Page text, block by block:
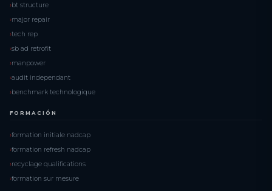
bt structure
major repair
tech rep
sb ad retrofit
manpower
audit independant
benchmark technologique
FORMACIÓN
formation initiale nadcap
formation refresh nadcap
recyclage qualifications
formation sur mesure